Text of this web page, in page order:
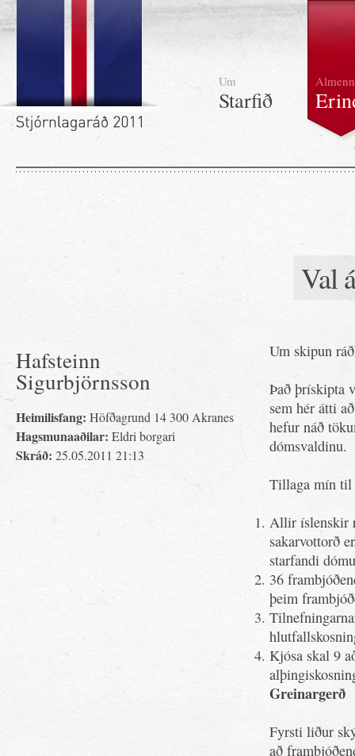
Um
Starfið
Almenn
Val
Hafsteinn
Sigurbjörnsson
Heimilisfang: Höfðagrund 14 300 Akranes
Hagsmunaaðilar: Eldri borgari
Skráð: 25.05.2011 21:13
Um skipun
Það þrískipta
sem hér átti
hefur náð
dómsvaldinu.
Tillaga mín til
Allir íslenskir
sakarvottorð
starfandi
36
þeim
Kjósa skal 9
Greinargerð
Fyrsti liður
að